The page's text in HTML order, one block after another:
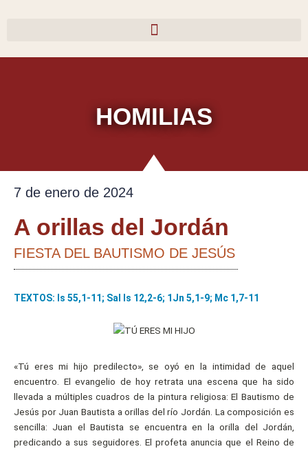
HOMILIAS
7 de enero de 2024
A orillas del Jordán
FIESTA DEL BAUTISMO DE JESÚS
TEXTOS: Is 55,1-11; Sal Is 12,2-6; 1Jn 5,1-9; Mc 1,7-11
«Tú eres mi hijo predilecto», se oyó en la intimidad de aquel
encuentro. El evangelio de hoy retrata una escena que ha sido
llevada a múltiples cuadros de la pintura religiosa: El Bautismo de
Jesús por Juan Bautista a orillas del río Jordán. La composición es
sencilla: Juan el Bautista se encuentra en la orilla del Jordán,
predicando a sus seguidores. El profeta anuncia que el Reino de